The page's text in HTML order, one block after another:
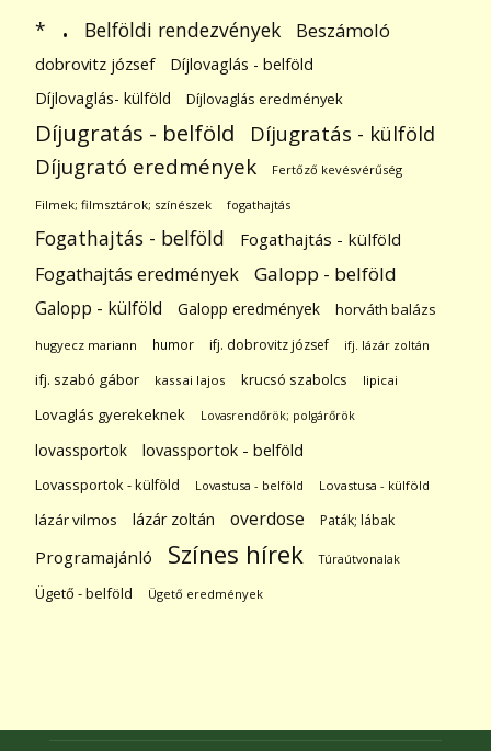
* . Belföldi rendezvények Beszámoló
dobrovitz józsef
Díjlovaglás - belföld
Díjlovaglás- külföld
Díjlovaglás eredmények
Díjugratás - belföld Díjugratás - külföld
Díjugrató eredmények Fertőző kevésvérűség
Filmek; filmsztárok; színészek fogathajtás
Fogathajtás - belföld Fogathajtás - külföld
Fogathajtás eredmények Galopp - belföld
Galopp - külföld Galopp eredmények horváth balázs
hugyecz mariann humor ifj. dobrovitz józsef ifj. lázár zoltán
ifj. szabó gábor kassai lajos krucsó szabolcs lipicai
Lovaglás gyerekeknek Lovasrendőrök; polgárőrök
lovassportok lovassportok - belföld
Lovassportok - külföld Lovastusa - belföld Lovastusa - külföld
lázár vilmos lázár zoltán overdose Paták; lábak
Programajánló Színes hírek Túraútvonalak
Ügető - belföld Ügető eredmények